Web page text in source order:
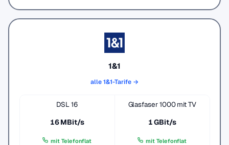
1&1
alle 1&1-Tarife →
DSL 16
16 MBit/s
mit Telefonflat
Glasfaser 1000 mit TV
1 GBit/s
mit Telefonflat